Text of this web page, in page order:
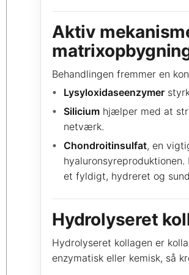
Aktiv
Behandlingen fremmer en
Lysyloxidaseenzymer
Siliciumhjælper med at
netværk.
Chondroitinsulfat, en
et fyldigt, hydreret og
Hydrolyseret
Hydrolyseret kollagen er
enzymatisk eller kemisk, så